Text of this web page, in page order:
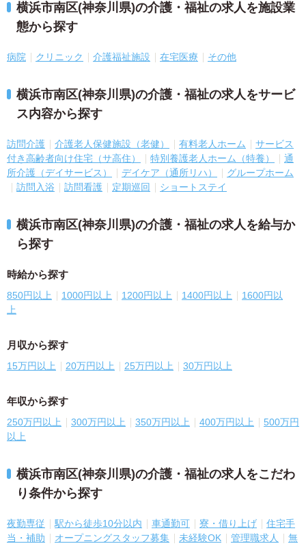
横浜市南区(神奈川県)の介護・福祉の求人を施設業
態から探す
病院 クリニック 介護福祉施設 在宅医療 その他
横浜市南区(神奈川県)の介護・福祉の求人をサービ
ス内容から探す
訪問介護 介護老人保健施設（老健） 有料老人ホーム
サービス
付き高齢者向け住宅（サ高住）
特別養護老人ホーム（特養）
通
所介護（デイサービス）
デイケア（通所リハ）
グループホーム
訪問入浴
訪問看護 定期巡回 ショートステイ
横浜市南区(神奈川県)の介護・福祉の求人を給与か
ら探す
時給から探す
850円以上 1000円以上 1200円以上 1400円以上
1600円以
上
月収から探す
15万円以上 20万円以上 25万円以上 30万円以上
年収から探す
250万円以上 300万円以上 350万円以上 400万円以上
500万円
以上
横浜市南区(神奈川県)の介護・福祉の求人をこだわ
り条件から探す
夜勤専従 駅から徒歩10分以内 車通勤可 寮・借り上げ
住宅手
当・補助
オープニングスタッフ募集 未経験OK 管理職求人
無